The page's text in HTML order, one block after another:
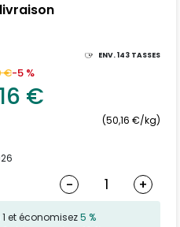
ENV.143 TASSES
€-5 %
€
(50,16 €/kg)
- +
et économisez5 %